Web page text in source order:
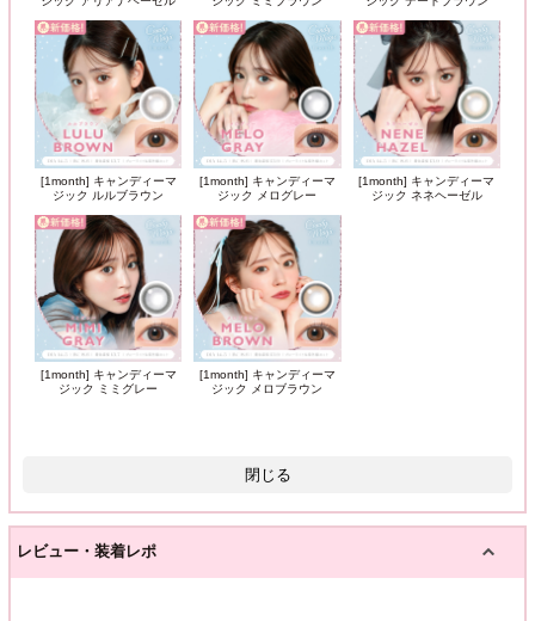
[1month] キャンディーマ
ジック ルルブラウン
[1month] キャンディーマ
ジック メログレー
[1month] キャンディーマ
ジック ネネヘーゼル
[1month] キャンディーマ
ジック ミミグレー
[1month] キャンディーマ
ジック メロブラウン
閉じる
レビュー・装着レポ